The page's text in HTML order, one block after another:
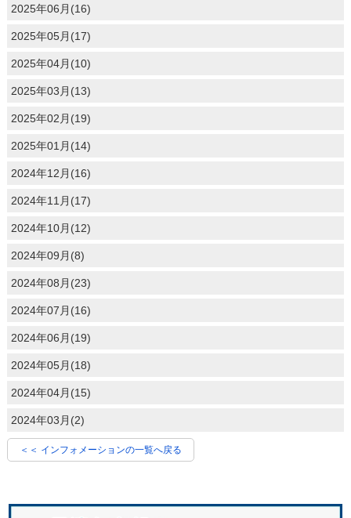
2025年06月(16)
2025年05月(17)
2025年04月(10)
2025年03月(13)
2025年02月(19)
2025年01月(14)
2024年12月(16)
2024年11月(17)
2024年10月(12)
2024年09月(8)
2024年08月(23)
2024年07月(16)
2024年06月(19)
2024年05月(18)
2024年04月(15)
2024年03月(2)
＜＜ インフォメーションの一覧へ戻る